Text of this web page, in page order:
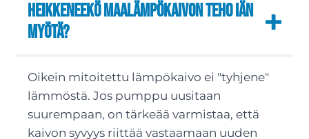
Heikkeneekö maalämpökaivon teho iän
myötä?
Oikein mitoitettu lämpökaivo ei "tyhjene"
lämmöstä. Jos pumppu uusitaan
suurempaan, on tärkeää varmistaa, että
kaivon syvyys riittää vastaamaan uuden